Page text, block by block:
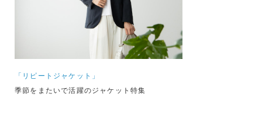
「リピートジャケット」
季節をまたいで活躍のジャケット特集